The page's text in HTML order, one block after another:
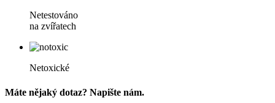
Netestováno
na zvířatech
Netoxické
Máte nějaký dotaz? Napište nám.